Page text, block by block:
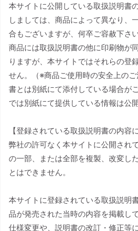
本サイトに公開している取扱説明書
しましては、商品によって異なり、
合もございますが、何卒ご容赦下さい
商品には取扱説明書の他に印刷物が
りますが、本サイトではそれらの登
せん。（※商品ご使用時の安全上の
書とは別紙にて添付している場合が
では別紙にて提供している情報は公
【登録されている取扱説明書の内容
弊社の許可なく本サイトに公開され
の一部、または全部を複製、改変し
とはできません。
本サイトに登録されている取扱説明
品が発売された当時の内容を掲載し
仕様変更や、説明書の改訂・修正等